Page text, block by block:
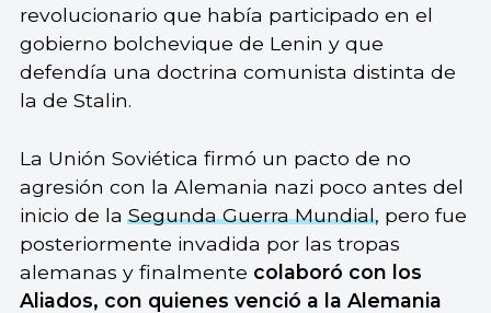
revolucionario que había participado en el
gobierno bolchevique de Lenin y que
defendía una doctrina comunista distinta de
la de Stalin.
La Unión Soviética firmó un pacto de no
agresión con la Alemania nazi poco antes del
inicio de laSegunda Guerra Mundial, pero fue
posteriormente invadida por las tropas
alemanas y finalmente colaboró con los
Aliados, con quienes venció a la Alemania